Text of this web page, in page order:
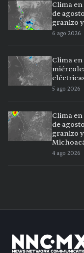
Clima en
de
granizo
6 ago 2026
Clima
5 ago 2026
Clima
de
granizo
4 ago 2026